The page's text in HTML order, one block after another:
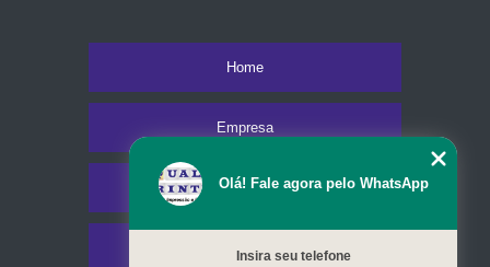
Home
Empresa
Missão
Serviços
Olá! Fale agora pelo WhatsApp
Insira seu telefone